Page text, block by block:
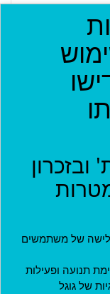
של משתמשים
תנועה ופעילות
של גוגל